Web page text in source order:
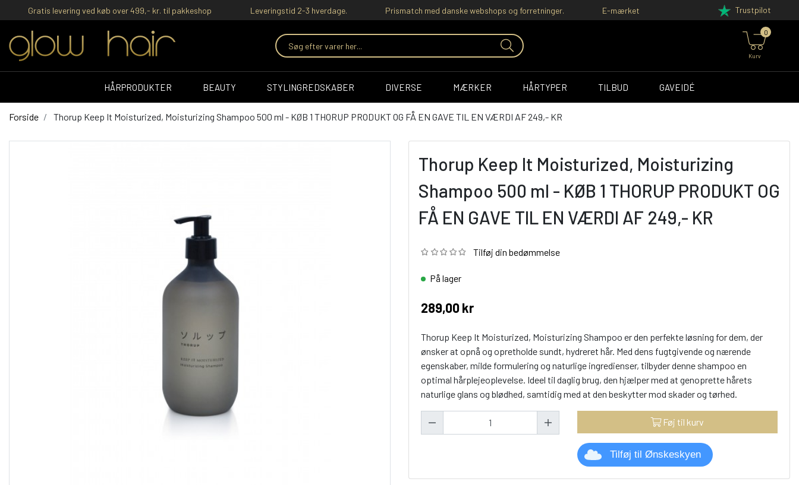
Gratis levering ved køb over 499,- kr. til pakkeshop Leveringstid 2-3 hverdage. Prismatch med danske webshops og forretninger. E-mærket Trustpilot
Kurv
0
HÅRPRODUKTER BEAUTY STYLINGREDSKABER DIVERSE MÆRKER HÅRTYPER TILBUD GAVEIDÉ
Forside Thorup Keep It Moisturized, Moisturizing Shampoo 500 ml - KØB 1 THORUP PRODUKT OG FÅ EN GAVE TIL EN VÆRDI AF 249,- KR
Thorup Keep It Moisturized, Moisturizing
Shampoo 500 ml - KØB 1 THORUP PRODUKT OG
FÅ EN GAVE TIL EN VÆRDI AF 249,- KR
Tilføj din bedømmelse
På lager
289,00 kr
Thorup Keep It Moisturized, Moisturizing Shampoo er den perfekte løsning for dem, der
ønsker at opnå og opretholde sundt, hydreret hår. Med dens fugtgivende og nærende
egenskaber, milde formulering og naturlige ingredienser, tilbyder denne shampoo en
optimal hårplejeoplevelse. Ideel til daglig brug, den hjælper med at genoprette hårets
naturlige glans og blødhed, samtidig med at den beskytter mod skader og tørhed.
Føj til kurv
Tilføj til Ønskeskyen